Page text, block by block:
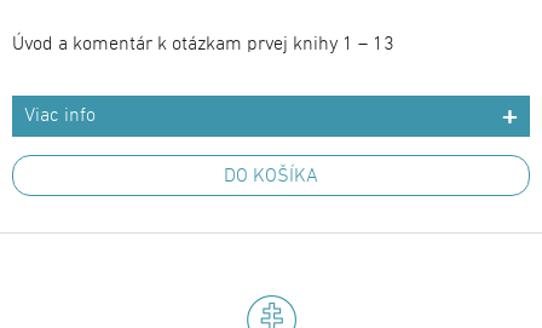
Úvod a komentár k otázkam prvej knihy 1 – 13
Viac info
DO KOŠÍKA